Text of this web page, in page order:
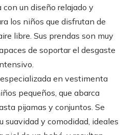
con un diseño relajado y
los niños que disfrutan de
libre. Sus prendas son muy
de soportar el desgaste
en vestimenta
pequeños, que abarca
pijamas y conjuntos. Se
suavidad y comodidad, ideales